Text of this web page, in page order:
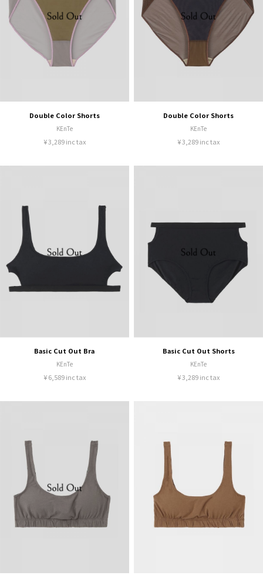
Double Color Shorts
KEnTe
¥ 3,289 inc tax
Double Color Shorts
KEnTe
¥ 3,289 inc tax
Basic Cut Out Bra
KEnTe
¥ 6,589 inc tax
Basic Cut Out Shorts
KEnTe
¥ 3,289 inc tax